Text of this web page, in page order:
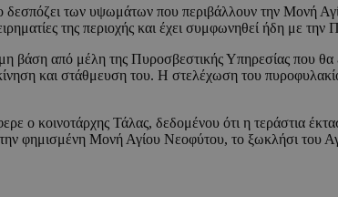
δεσπόζει των υψωμάτων που περιβάλλουν την Μονή
της περιοχής και έχει συμφωνηθεί ήδη με
βάση από μέλη της Πυροσβεστικής Υπηρεσίας που
και στάθμευση του. Η στελέχωση του
ο κοινοτάρχης Τάλας, δεδομένου ότι η τεράστια
φημισμένη Μονή Αγίου Νεοφύτου, το ξωκλήσι του